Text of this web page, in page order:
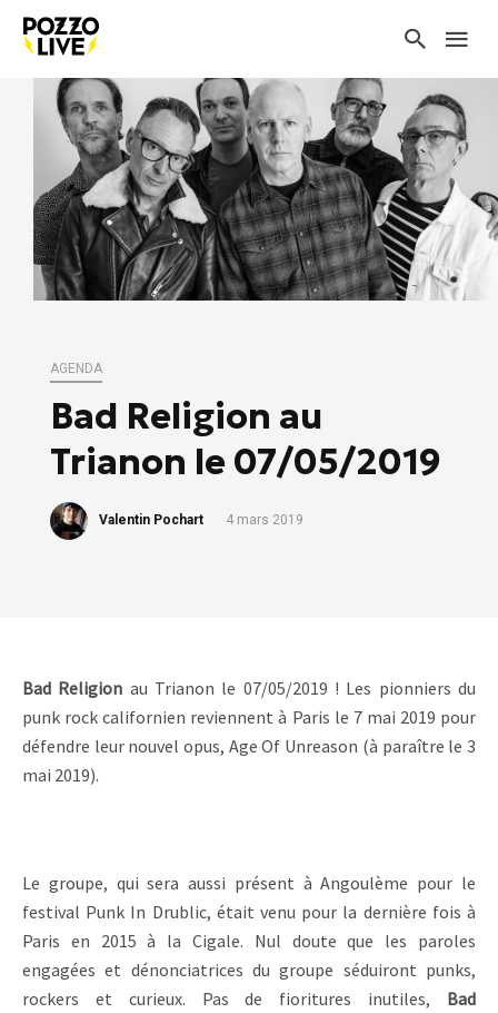
AGENDA
Bad Religion au
Trianon le 07/05/2019
Valentin Pochart 4 mars 2019
Bad Religion au Trianon le 07/05/2019 ! Les pionniers du
punk rock californien reviennent à Paris le 7 mai 2019 pour
défendre leur nouvel opus, Age Of Unreason (à paraître le 3
mai 2019).
Le groupe, qui sera aussi présent à Angoulème pour le
festival Punk In Drublic, était venu pour la dernière fois à
Paris en 2015 à la Cigale. Nul doute que les paroles
engagées et dénonciatrices du groupe séduiront punks,
rockers et curieux. Pas de fioritures inutiles, Bad